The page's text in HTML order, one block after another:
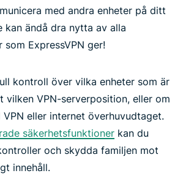
med andra enheter på ditt
kan ändå dra nytta av alla
ExpressVPN ger!
kontroll över vilka enheter som är
vilken VPN-serverposition, eller om
eller internet överhuvudtaget.
säkerhetsfunktioner kan du
och skydda familjen mot
innehåll.